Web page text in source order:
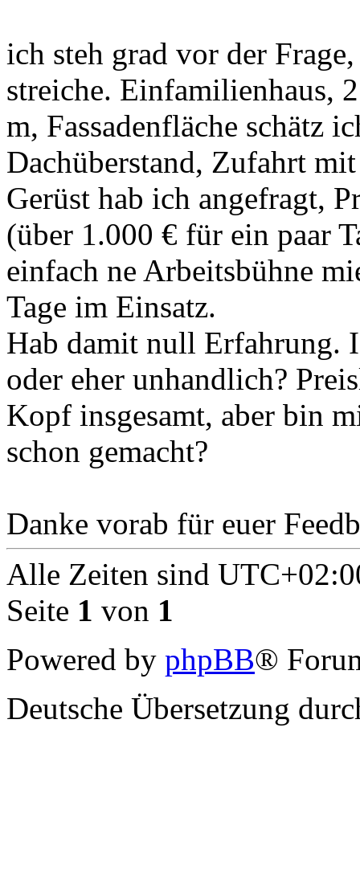
ich steh grad vor der
streiche. Einfamilienhaus,
m, Fassadenfläche schätz
Dachüberstand, Zufahrt
Gerüst hab ich angefragt,
(über 1.000 € für ein paar
einfach ne Arbeitsbühne
Tage im Einsatz.
Hab damit null Erfahrung.
oder eher unhandlich?
Kopf insgesamt, aber bin
schon gemacht?
Danke vorab für euer
Alle Zeiten sind
Seite 1 von 1
Powered by phpBB®
Deutsche Übersetzung